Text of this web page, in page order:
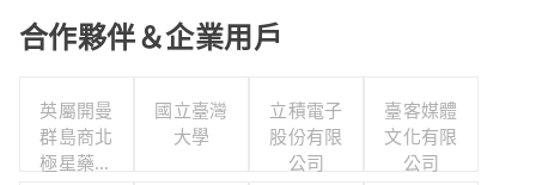
合作夥伴＆企業用戶
英屬開曼
群島商北
極星藥業
國立臺灣
大學
立積電子
股份有限
公司
臺客媒體
文化有限
公司